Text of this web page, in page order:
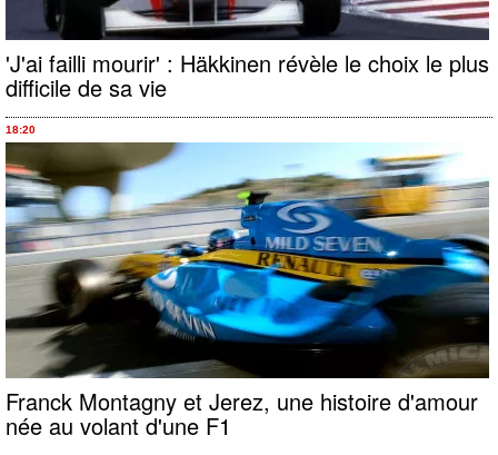
'J'ai failli mourir' : Häkkinen révèle le choix le plus
difficile de sa vie
18:20
Franck Montagny et Jerez, une histoire d'amour
née au volant d'une F1